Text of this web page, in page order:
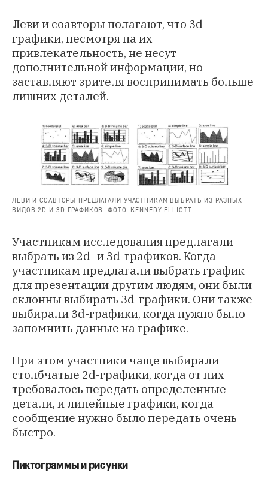
Леви и соавторы полагают, что 3d-
графики, несмотря на их
привлекательность, не несут
дополнительной информации, но
заставляют зрителя воспринимать больше
лишних деталей.
ЛЕВИ И СОАВТОРЫ ПРЕДЛАГАЛИ УЧАСТНИКАМ ВЫБРАТЬ ИЗ РАЗНЫХ
ВИДОВ 2D И 3D-ГРАФИКОВ. ФОТО: KENNEDY ELLIOTT.
Участникам исследования предлагали
выбрать из 2d- и 3d-графиков. Когда
участникам предлагали выбрать график
для презентации другим людям, они были
склонны выбирать 3d-графики. Они также
выбирали 3d-графики, когда нужно было
запомнить данные на графике.
При этом участники чаще выбирали
столбчатые 2d-графики, когда от них
требовалось передать определенные
детали, и линейные графики, когда
сообщение нужно было передать очень
быстро.
Пиктограммы и рисунки